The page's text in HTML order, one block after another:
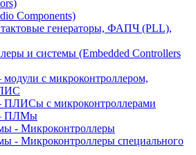
Components)
генераторы, ФАПЧ (PLL),
и системы (Embedded Controllers
с микроконтроллером,
ПЛИСы с микроконтроллерами
— ПЛМы
- Микроконтроллеры
- Микроконтроллеры специального